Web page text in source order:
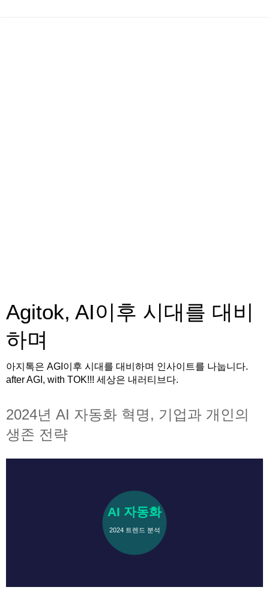
Agitok, AI이후 시대를 대비
하며
아지톡은 AGI이후 시대를 대비하며 인사이트를 나눕니다.
after AGI, with TOK!!! 세상은 내러티브다.
2024년 AI 자동화 혁명, 기업과 개인의
생존 전략
AI 자동화
2024 트렌드 분석